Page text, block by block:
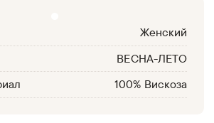
Женский
ВЕСНА-ЛЕТО
100% Вискоза